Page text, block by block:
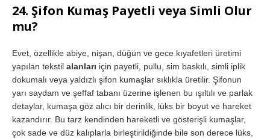
24. Şifon Kumaş Payetli veya Simli Olur
mu?
Evet, özellikle abiye, nişan, düğün ve gece kıyafetleri üretimi
yapılan tekstil alanları için payetli, pullu, sim baskılı, simli iplik
dokumalı veya yaldızlı şifon kumaşlar sıklıkla üretilir. Şifonun
yarı saydam ve şeffaf tabanı üzerine işlenen bu ışıltılı ve parlak
detaylar, kumaşa göz alıcı bir derinlik, lüks bir boyut ve hareket
kazandırır. Bu tarz kendinden hareketli ve gösterişli kumaşlar,
çok sade ve düz kalıplarla birleştirildiğinde bile son derece lüks,